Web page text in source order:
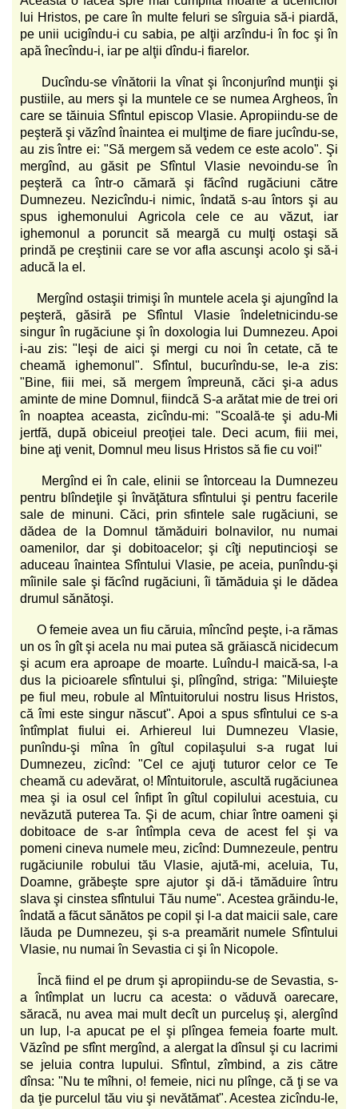
lui Hristos, pe care în multe feluri se sîrguia să-i piardă,
pe unii ucigîndu-i cu sabia, pe alţii arzîndu-i în foc şi în
apă înecîndu-i, iar pe alţii dîndu-i fiarelor.
Ducîndu-se vînătorii la vînat şi înconjurînd munţii şi
pustiile, au mers şi la muntele ce se numea Argheos, în
care se tăinuia Sfîntul episcop Vlasie. Apropiindu-se de
peşteră şi văzînd înaintea ei mulţime de fiare jucîndu-se,
au zis între ei: "Să mergem să vedem ce este acolo". Şi
mergînd, au găsit pe Sfîntul Vlasie nevoindu-se în
peşteră ca într-o cămară şi făcînd rugăciuni către
Dumnezeu. Nezicîndu-i nimic, îndată s-au întors şi au
spus ighemonului Agricola cele ce au văzut, iar
ighemonul a poruncit să meargă cu mulţi ostaşi să
prindă pe creştinii care se vor afla ascunşi acolo şi să-i
aducă la el.
Mergînd ostaşii trimişi în muntele acela şi ajungînd la
peşteră, găsiră pe Sfîntul Vlasie îndeletnicindu-se
singur în rugăciune şi în doxologia lui Dumnezeu. Apoi
i-au zis: "Ieşi de aici şi mergi cu noi în cetate, că te
cheamă ighemonul". Sfîntul, bucurîndu-se, le-a zis:
"Bine, fiii mei, să mergem împreună, căci şi-a adus
aminte de mine Domnul, fiindcă S-a arătat mie de trei ori
în noaptea aceasta, zicîndu-mi: "Scoală-te şi adu-Mi
jertfă, după obiceiul preoţiei tale. Deci acum, fiii mei,
bine aţi venit, Domnul meu Iisus Hristos să fie cu voi!"
Mergînd ei în cale, elinii se întorceau la Dumnezeu
pentru blîndeţile şi învăţătura sfîntului şi pentru facerile
sale de minuni. Căci, prin sfintele sale rugăciuni, se
dădea de la Domnul tămăduiri bolnavilor, nu numai
oamenilor, dar şi dobitoacelor; şi cîţi neputincioşi se
aduceau înaintea Sfîntului Vlasie, pe aceia, punîndu-şi
mîinile sale şi făcînd rugăciuni, îi tămăduia şi le dădea
drumul sănătoşi.
O femeie avea un fiu căruia, mîncînd peşte, i-a rămas
un os în gît şi acela nu mai putea să grăiască nicidecum
şi acum era aproape de moarte. Luîndu-l maică-sa, l-a
dus la picioarele sfîntului şi, plîngînd, striga: "Miluieşte
pe fiul meu, robule al Mîntuitorului nostru Iisus Hristos,
că îmi este singur născut". Apoi a spus sfîntului ce s-a
întîmplat fiului ei. Arhiereul lui Dumnezeu Vlasie,
punîndu-şi mîna în gîtul copilaşului s-a rugat lui
Dumnezeu, zicînd: "Cel ce ajuţi tuturor celor ce Te
cheamă cu adevărat, o! Mîntuitorule, ascultă rugăciunea
mea şi ia osul cel înfipt în gîtul copilului acestuia, cu
nevăzută puterea Ta. Şi de acum, chiar între oameni şi
dobitoace de s-ar întîmpla ceva de acest fel şi va
pomeni cineva numele meu, zicînd: Dumnezeule, pentru
rugăciunile robului tău Vlasie, ajută-mi, aceluia, Tu,
Doamne, grăbeşte spre ajutor şi dă-i tămăduire întru
slava şi cinstea sfîntului Tău nume". Acestea grăindu-le,
îndată a făcut sănătos pe copil şi l-a dat maicii sale, care
lăuda pe Dumnezeu, şi s-a preamărit numele Sfîntului
Vlasie, nu numai în Sevastia ci şi în Nicopole.
Încă fiind el pe drum şi apropiindu-se de Sevastia, s-
a întîmplat un lucru ca acesta: o văduvă oarecare,
săracă, nu avea mai mult decît un purceluş şi, alergînd
un lup, l-a apucat pe el şi plîngea femeia foarte mult.
Văzînd pe sfînt mergînd, a alergat la dînsul şi cu lacrimi
se jeluia contra lupului. Sfîntul, zîmbind, a zis către
dînsa: "Nu te mîhni, o! femeie, nici nu plînge, că ţi se va
da ţie purcelul tău viu şi nevătămat". Acestea zicîndu-le,